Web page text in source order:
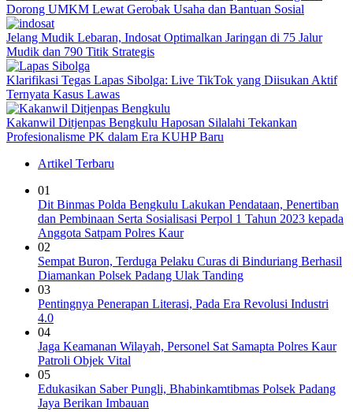
Dorong UMKM Lewat Gerobak Usaha dan Bantuan Sosial
Jelang Mudik Lebaran, Indosat Optimalkan Jaringan di 75 Jalur
Mudik dan 790 Titik Strategis
Klarifikasi Tegas Lapas Sibolga: Live TikTok yang Diisukan Aktif
Ternyata Kasus Lawas
Kakanwil Ditjenpas Bengkulu Haposan Silalahi Tekankan
Profesionalisme PK dalam Era KUHP Baru
Artikel Terbaru
01
Dit Binmas Polda Bengkulu Lakukan Pendataan, Penertiban
dan Pembinaan Serta Sosialisasi Perpol 1 Tahun 2023 kepada
Anggota Satpam Polres Kaur
02
Sempat Buron, Terduga Pelaku Curas di Binduriang Berhasil
Diamankan Polsek Padang Ulak Tanding
03
Pentingnya Penerapan Literasi, Pada Era Revolusi Industri
4.0
04
Jaga Keamanan Wilayah, Personel Sat Samapta Polres Kaur
Patroli Objek Vital
05
Edukasikan Saber Pungli, Bhabinkamtibmas Polsek Padang
Jaya Berikan Imbauan